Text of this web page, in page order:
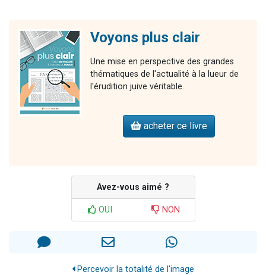
Voyons plus clair
Une mise en perspective des grandes
thématiques de l'actualité à la lueur de
l'érudition juive véritable.
acheter ce livre
Avez-vous aimé ?
OUI NON
Percevoir la totalité de l'image